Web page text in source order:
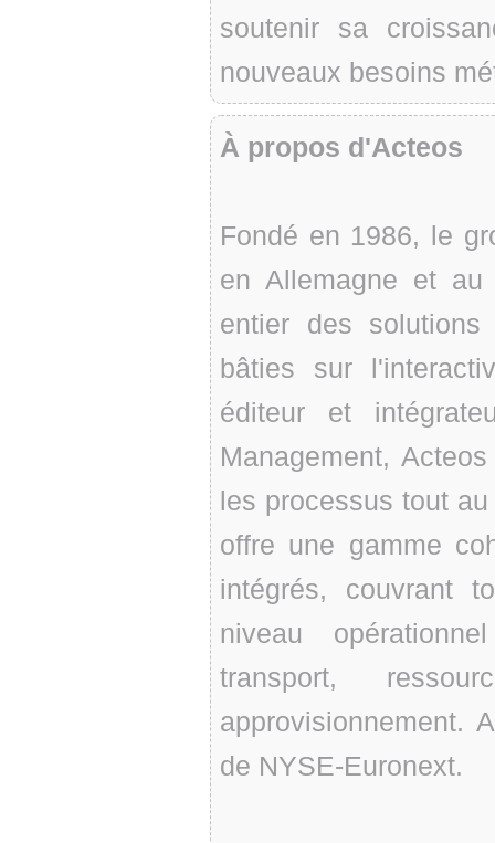
soutenir sa
nouveaux besoins
À propos d'Acteos
Fondé en 1986, le
en Allemagne et
entier des
bâties sur
éditeur et
Management,
les processus tout
offre une gamme
intégrés, couvrant
niveau
transport,
approvisionnement.
de NYSE-Euronext.